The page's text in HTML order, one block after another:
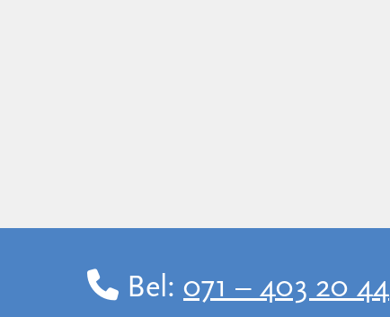
Bel: 071 – 403 20 44